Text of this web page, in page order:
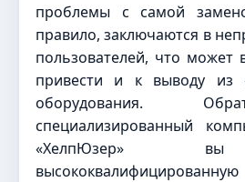
проблемы с самой
правило, заключаются в
пользователей, что может
привести и к выводу из
оборудования.
специализированный
«ХелпЮзер» вы